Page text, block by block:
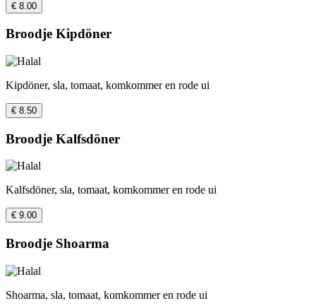
€ 8.00
Broodje Kipdöner
Kipdöner, sla, tomaat, komkommer en rode ui
€ 8.50
Broodje Kalfsdöner
Kalfsdöner, sla, tomaat, komkommer en rode ui
€ 9.00
Broodje Shoarma
Shoarma, sla, tomaat, komkommer en rode ui